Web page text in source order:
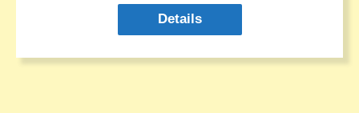
(mit aktuellen und Vorkriegs-Straßennamen).
Details